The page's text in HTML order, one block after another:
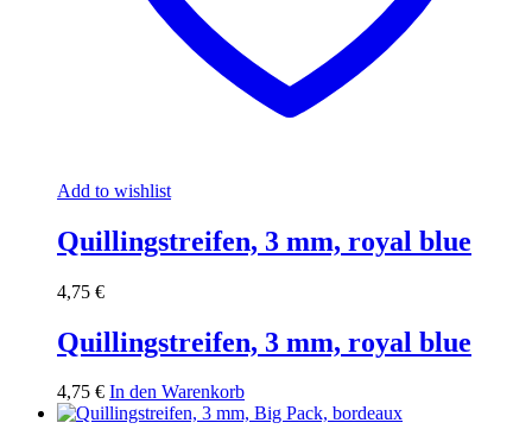
Add to wishlist
Quillingstreifen, 3 mm, royal blue
4,75 €
Quillingstreifen, 3 mm, royal blue
4,75 € In den Warenkorb